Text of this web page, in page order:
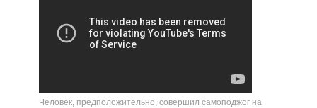
Человек, предположительно, совершил самоподжог на